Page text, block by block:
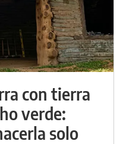
con tierra
verde:
solo